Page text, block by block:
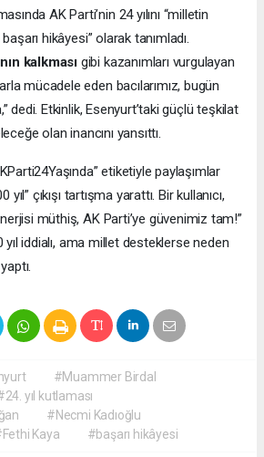
AK Parti’nin 24 yılını “milletin
hikâyesi” olarak tanımladı.
kalkması gibi kazanımları vurgulayan
mücadele eden bacılarımız, bugün
dedi. Etkinlik, Esenyurt’taki güçlü teşkilat
olan inancını yansıttı.
etiketiyle paylaşımlar
yıl” çıkışı tartışma yarattı. Bir kullanıcı,
müthiş, AK Parti’ye güvenimiz tam!”
yıl iddialı, ama millet desteklerse neden
#Muammer Birdal
yıl kutlaması
#Necmi Kadıoğlu
Kaya #başarı hikâyesi